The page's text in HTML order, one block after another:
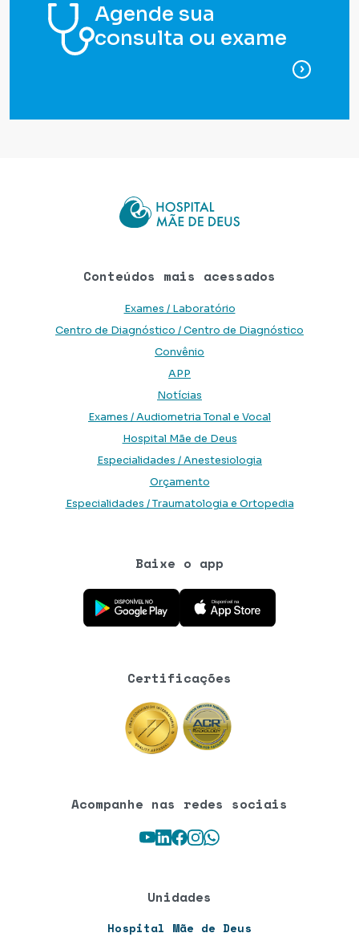
Agende sua
consulta ou exame
para
Conteúdos mais acessados
Exames / Laboratório
Centro de Diagnóstico / Centro de Diagnóstico
Convênio
APP
Notícias
Exames / Audiometria Tonal e Vocal
Hospital Mãe de Deus
Especialidades / Anestesiologia
Orçamento
Especialidades / Traumatologia e Ortopedia
Baixe o app
Baixe o aplicativo na Google Play Store
Baixe o aplicativo na App Store
Certificações
Acompanhe nas redes sociais
Youtube
LinkedIn
Facebook
Instagram
WhatsApp
Unidades
Hospital Mãe de Deus